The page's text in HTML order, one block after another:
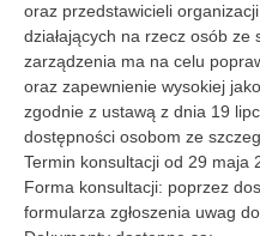
oraz przedstawicieli
działających na rzecz osób
zarządzenia ma na celu
oraz zapewnienie wysokiej
zgodnie z ustawą z dnia 19
dostępności osobom ze
Termin konsultacji od 29 maja
Forma konsultacji: poprzez
formularza zgłoszenia uwag